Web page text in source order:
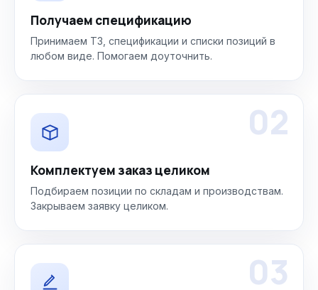
Получаем спецификацию
Принимаем ТЗ, спецификации и списки позиций в
любом виде. Помогаем доуточнить.
02
Комплектуем заказ целиком
Подбираем позиции по складам и производствам.
Закрываем заявку целиком.
03